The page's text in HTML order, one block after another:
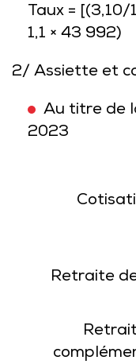
Taux =
1,1 × 43 992)
2/ Assiette et
Au titre de
2023
Retraite